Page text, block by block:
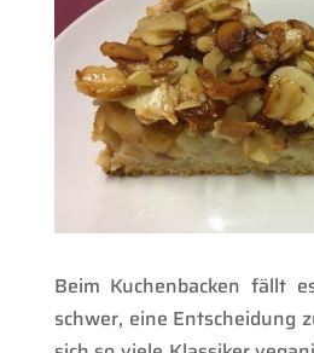
Beim Kuchenbacken fällt
schwer, eine Entscheidung